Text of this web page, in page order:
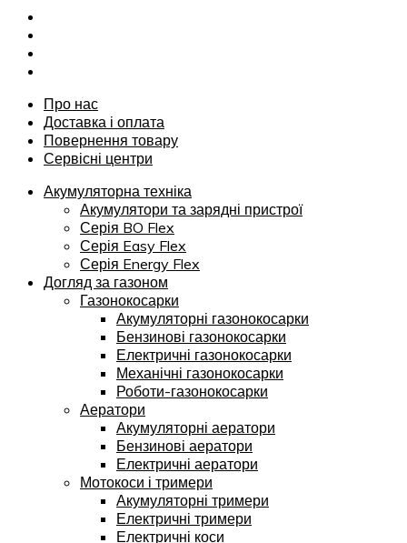
Переглянути
Про нас
Доставка і оплата
Повернення товару
Сервісні центри
Акумуляторна техніка
Акумулятори та зарядні пристрої
Серія BO Flex
Серія Easy Flex
Серія Energy Flex
Догляд за газоном
Газонокосарки
Акумуляторні газонокосарки
Бензинові газонокосарки
Електричні газонокосарки
Механічні газонокосарки
Роботи-газонокосарки
Аератори
Акумуляторні аератори
Бензинові аератори
Електричні аератори
Мотокоси і тримери
Акумуляторні тримери
Електричні тримери
Електричні коси